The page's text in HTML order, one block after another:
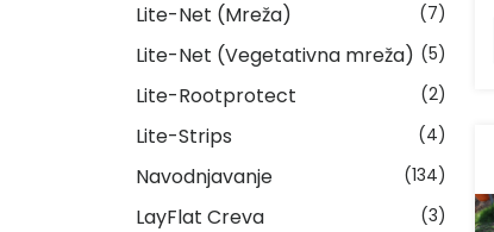
Lite-Net (Mreža) (7)
Lite-Net (Vegetativna mreža) (5)
Lite-Rootprotect (2)
Lite-Strips (4)
Navodnjavanje (134)
LayFlat Creva (3)